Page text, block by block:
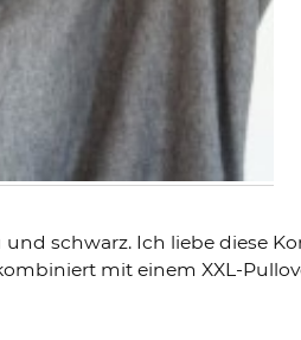
schwarz. Ich liebe diese
mit einem XXL-